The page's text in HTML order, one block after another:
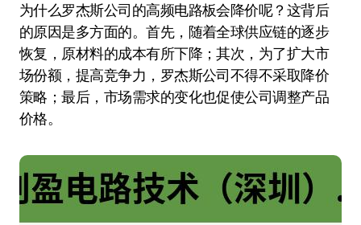
为什么罗杰斯公司的高频电路板会降价呢？这背后
的原因是多方面的。首先，随着全球供应链的逐步
恢复，原材料的成本有所下降；其次，为了扩大市
场份额，提高竞争力，罗杰斯公司不得不采取降价
策略；最后，市场需求的变化也促使公司调整产品
价格。